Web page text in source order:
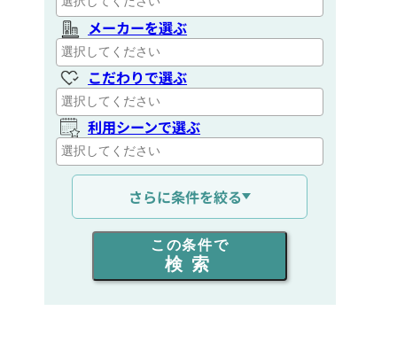
メーカーを選ぶ
こだわりで選ぶ
利用シーンで選ぶ
通信距離を選ぶ
出力を選ぶ
同時通話人数を選ぶ
さらに条件を絞る
この条件で
検索